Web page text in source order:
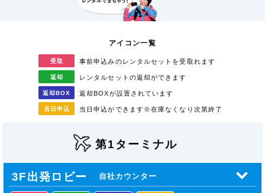
アイコン一覧
受取 事前申込みのレンタルセットを受取れます
返却 レンタルセットの返却ができます
返却BOX 返却BOXが設置されています
当日 申込 当日申込ができます※在庫なくなり次第終了
第1ターミナル
3F出発ロビー 自社カウンター